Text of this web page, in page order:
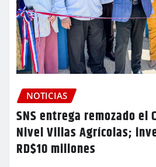
NOTICIAS
SNS entrega remozado el
Nivel Villas Agrícolas;
RD$10 millones